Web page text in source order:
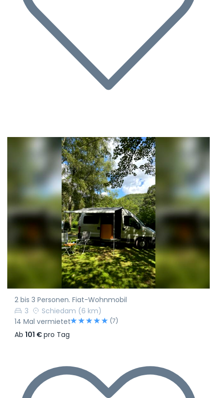
2 bis 3 Personen. Fiat-Wohnmobil
3
Schiedam (6 km)
14 Mal vermietet
(7)
Ab 101 €pro Tag